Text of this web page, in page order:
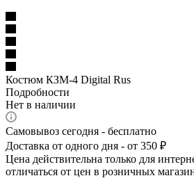
Костюм КЗМ-4 Digital Rus
Подробности
Нет в наличии
Самовывоз сегодня - бесплатно
Доставка от одного дня - от 350 ₽
Цена действительна только для
отличаться от цен в розничных